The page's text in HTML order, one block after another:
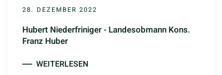
28. DEZEMBER 2022
Hubert Niederfriniger - Landesobmann Kons.
Franz Huber
WEITERLESEN